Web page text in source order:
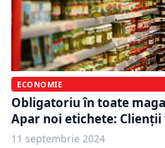
ECONOMIE
Obligatoriu în toate
Apar noi etichete:
11 septembrie 2024